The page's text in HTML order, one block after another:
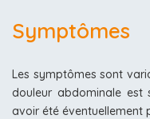
Symptômes
Les symptômes sont
douleur abdominale
avoir été éventuellement